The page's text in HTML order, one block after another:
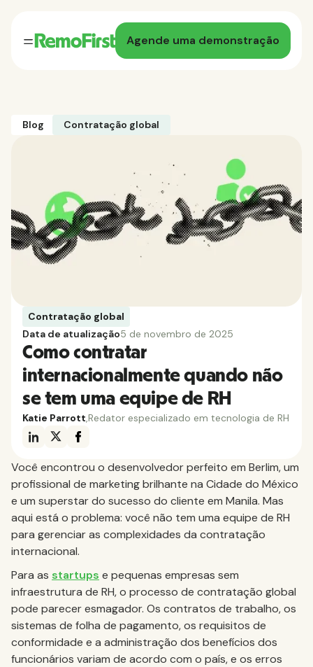
Agende uma demonstração
Blog Contratação global
Contratação global
Data de atualização5 de novembro de 2025
Como contratar
internacionalmente quando não
se tem uma equipe de RH
Katie Parrott Redator especializado em tecnologia de RH
Você encontrou o desenvolvedor perfeito em Berlim, um
profissional de marketing brilhante na Cidade do México
e um superstar do sucesso do cliente em Manila. Mas
aqui está o problema: você não tem uma equipe de RH
para gerenciar as complexidades da contratação
internacional.
Para as startups e pequenas empresas sem
infraestrutura de RH, o processo de contratação global
pode parecer esmagador. Os contratos de trabalho, os
sistemas de folha de pagamento, os requisitos de
conformidade e a administração dos benefícios dos
funcionários variam de acordo com o país, e os erros